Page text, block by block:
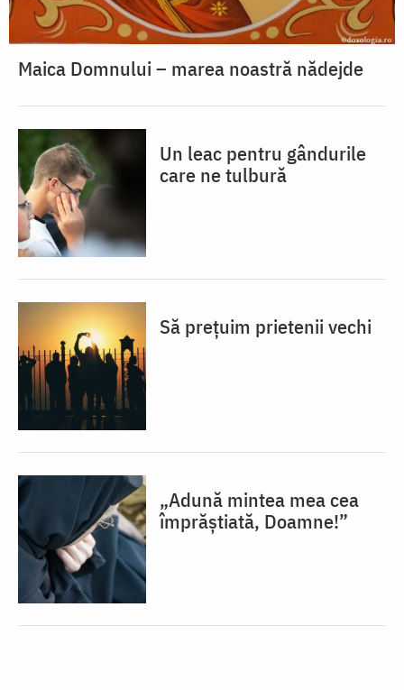
Maica Domnului – marea noastră nădejde
Un leac pentru gândurile
care ne tulbură
Să prețuim prietenii vechi
„Adună mintea mea cea
împrăștiată, Doamne!”